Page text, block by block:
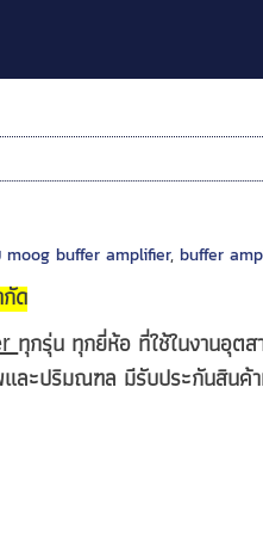
moog buffer amplifier,buffer
ด
ทุกรุ่น ทุกยี่ห้อ ที่ใช้ในงานอุต
ละปริมณฑล มีรับประกันสินค้า